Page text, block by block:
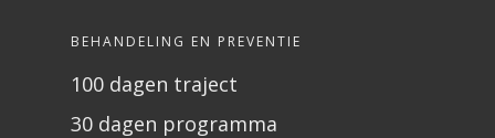
BEHANDELING EN PREVENTIE
100 dagen traject
30 dagen programma